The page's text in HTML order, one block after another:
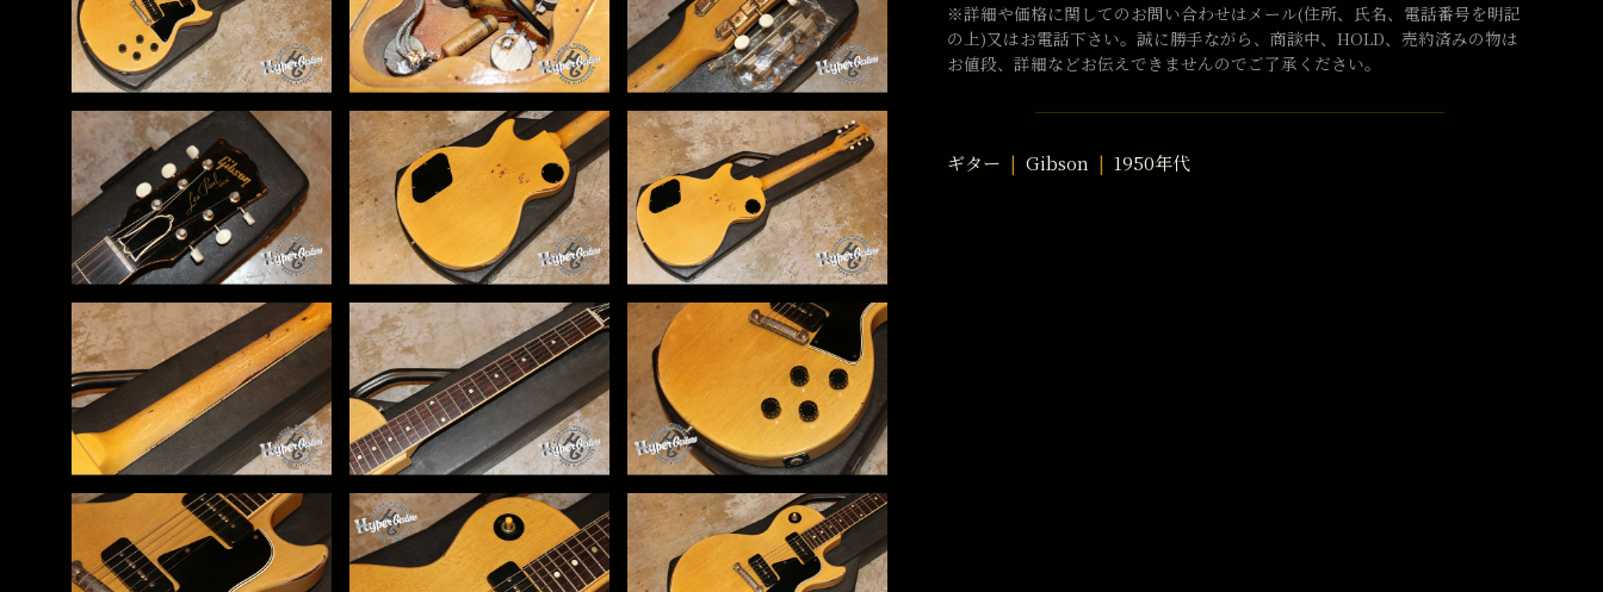
※詳細や価格に関してのお問い合わせはメール(住所、氏名、電話番号を明記
の上)又はお電話下さい。誠に勝手ながら、商談中、HOLD、売約済みの物は
お値段、詳細などお伝えできませんのでご了承ください。
ギター Gibson 1950年代